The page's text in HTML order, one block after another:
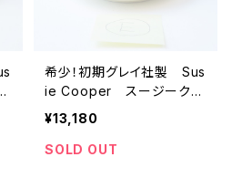
希少！初期グレイ社製 Sus
ie Cooper スージークー
パー Grays 1928年
手描き アールデコアンテ
ィークカップ＆ソーサー
¥13,180
SOLD OUT